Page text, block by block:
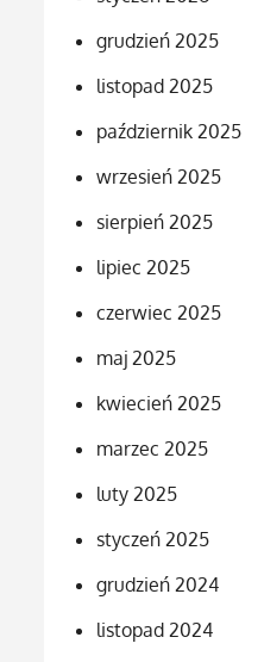
grudzień 2025
listopad 2025
październik 2025
wrzesień 2025
sierpień 2025
lipiec 2025
czerwiec 2025
maj 2025
kwiecień 2025
marzec 2025
luty 2025
styczeń 2025
grudzień 2024
listopad 2024